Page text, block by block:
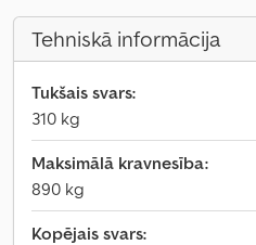
Tehniskā informācija
Tukšais svars:
310 kg
Maksimālā kravnesība:
890 kg
Kopējais svars: